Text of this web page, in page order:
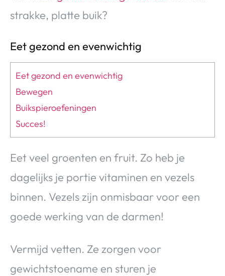
strakke, platte buik?
Eet gezond en evenwichtig
Eet gezond en evenwichtig
Bewegen
Buikspieroefeningen
Succes!
Eet veel groenten en fruit. Zo heb je
dagelijks je portie vitaminen en vezels
binnen. Vezels zijn onmisbaar voor een
goede werking van de darmen!
Vermijd vetten. Ze zorgen voor
gewichtstoename en sturen je